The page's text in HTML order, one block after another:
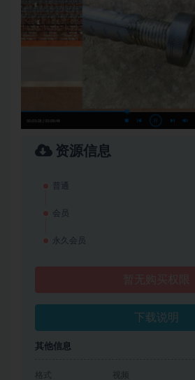
资源信息
普通
会员
永久会员
下载说明
其他信息
格式 视频